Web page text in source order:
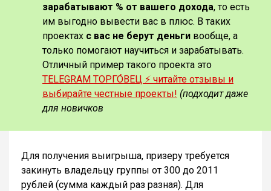
зарабатывают % от вашего дохода, то есть
им выгодно вывести вас в плюс. В таких
проектах с вас не берут деньги вообще, а
только помогают научиться и зарабатывать.
Отличный пример такого проекта это
TELEGRAM ТОРГО́ВЕЦ ⚡️ читайте отзывы и
выбирайте честные проекты! (подходит даже
для новичков
Для получения выигрыша, призеру требуется
закинуть владельцу группы от 300 до 2011
рублей (сумма каждый раз разная). Для